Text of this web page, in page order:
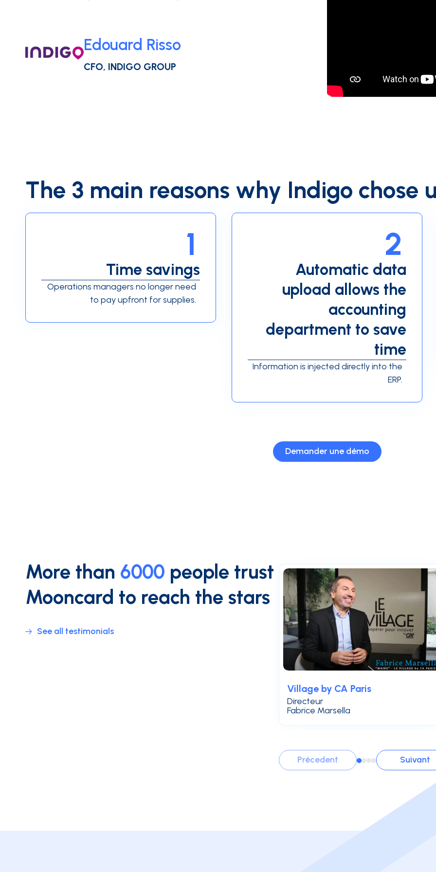
Edouard Risso
CFO, INDIGO GROUP
The 3 main reasons why Indigo chose
Time savings
1
Operations managers no longer need
to pay upfront for supplies.
Automatic data
upload allows the
accounting
department to save
time
2
Information is injected directly into the
ERP.
Demander une démo
More than 6000 people trust
Mooncard to reach the stars
See all testimonials
Village by CA Paris
Fabrice Marsella
Directeur
Précedent Suivant